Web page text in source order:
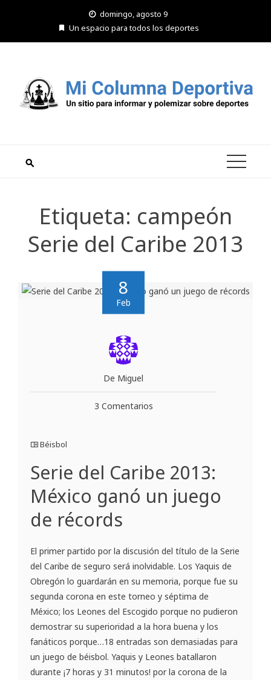
domingo, agosto 9
Un espacio para todos los deportes
Etiqueta: campeón
Serie del Caribe 2013
8
Feb
De Miguel
3 Comentarios
Béisbol
Serie del Caribe 2013:
México ganó un juego
de récords
El primer partido por la discusión del título de la Serie
del Caribe de seguro será inolvidable. Los Yaquis de
Obregón lo guardarán en su memoria, porque fue su
segunda corona en este torneo y séptima de
México; los Leones del Escogido porque no pudieron
demostrar su superioridad a la hora buena y los
fanáticos porque…18 entradas son demasiadas para
un juego de béisbol. Yaquis y Leones batallaron
durante ¡7 horas y 31 minutos! por la corona de la